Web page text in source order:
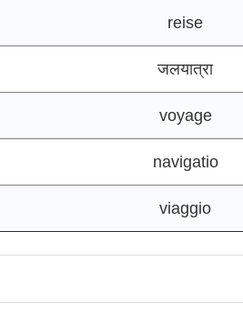
reise
जलयात्रा
voyage
navigatio
viaggio